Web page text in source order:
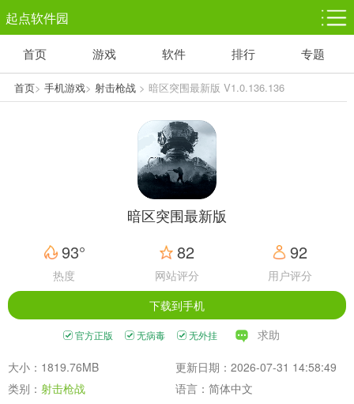
起点软件园
塔防游戏
1千+款游戏
休闲益智
1万+款游戏
体育竞技
5百+款游戏
赛车竞速
3百+款游戏
首页 游戏 软件 排行 专题
首页> 手机游戏> 射击枪战> 暗区突围最新版 V1.0.136.136
暗区突围最新版
93°
热度
82
网站评分
92
用户评分
下载到手机
官方正版 无病毒 无外挂 求助
大小：1819.76MB
更新日期：2026-07-31 14:58:49
类别： 射击枪战 语言：简体中文